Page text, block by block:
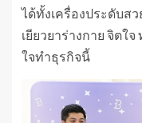
ได้ทั้งเครื่องประดับส
เยียวยาร่างกาย จิตใ
ใจทำธุรกิจนี้